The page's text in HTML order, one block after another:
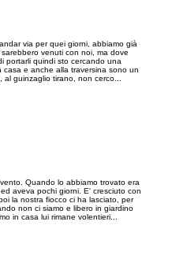
via per quei giorni, abbiamo già
venuti con noi, ma dove
portarli quindi sto cercando una
e anche alla traversina sono un
guinzaglio tirano, non cerco...
Quando lo abbiamo trovato era
aveva pochi giorni. E' cresciuto con
la nostra fiocco ci ha lasciato, per
non ci siamo e libero in giardino
in casa lui rimane volentieri...